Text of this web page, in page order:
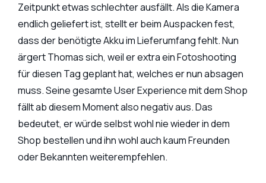
Zeitpunkt etwas schlechter ausfällt. Als die Kamera
endlich geliefert ist, stellt er beim Auspacken fest,
dass der benötigte Akku im Lieferumfang fehlt. Nun
ärgert Thomas sich, weil er extra ein Fotoshooting
für diesen Tag geplant hat, welches er nun absagen
muss. Seine gesamte User Experience mit dem Shop
fällt ab diesem Moment also negativ aus. Das
bedeutet, er würde selbst wohl nie wieder in dem
Shop bestellen und ihn wohl auch kaum Freunden
oder Bekannten weiterempfehlen.